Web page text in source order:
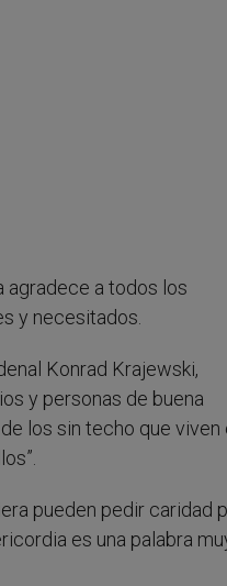
agradece a todos los
y necesitados.
Konrad Krajewski,
y personas de buena
los sin techo que viven
pueden pedir caridad
es una palabra